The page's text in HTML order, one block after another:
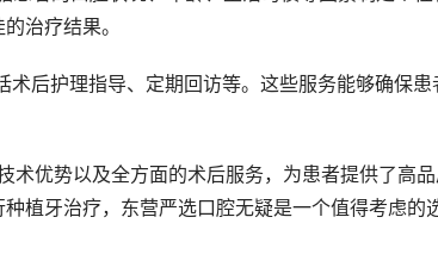
治疗结果。
植牙治疗，东营严选口腔无疑是一个值得考虑的